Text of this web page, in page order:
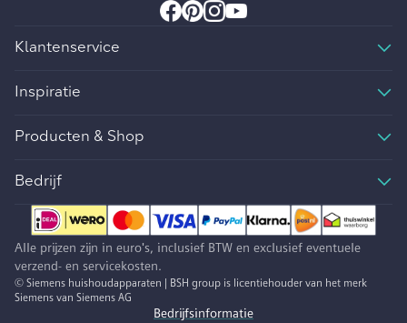
Klantenservice
Inspiratie
Producten & Shop
Bedrijf
Alle prijzen zijn in euro's, inclusief BTW en exclusief eventuele
verzend- en servicekosten.
© Siemens huishoudapparaten | BSH group is licentiehouder van het merk
Siemens van Siemens AG
Bedrijfsinformatie